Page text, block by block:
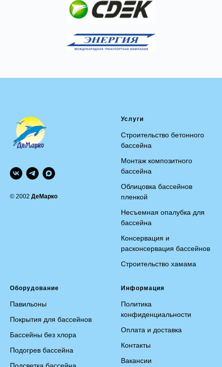
© 2002 ДеМарко
Услуги
Строительство бетонного
бассейна
Монтаж композитного
бассейна
Облицовка бассейнов
пленкой
Несъемная опалубка для
бассейна
Консервация и
расконсервация бассейнов
Строительство хамама
Оборудование
Павильоны
Покрытия для бассейнов
Бассейны без хлора
Подогрев бассейна
Информация
Политика
конфиденциальности
Оплата и доставка
Контакты
Вакансии